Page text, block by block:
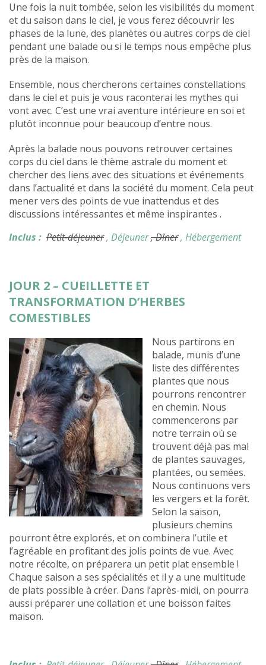
Une fois la nuit tombée, selon les visibilités du moment
et du saison dans le ciel, je vous ferez découvrir les
phases de la lune, des planètes ou autres corps de ciel
pendant une balade ou si le temps nous empêche plus
près de la maison.
Ensemble, nous chercherons certaines constellations
dans le ciel et puis je vous raconterai les mythes qui
vont avec. C’est une vrai aventure intérieure en soi et
plutôt inconnue pour beaucoup d’entre nous.
Après la balade nous pouvons retrouver certaines
corps du ciel dans le thème astrale du moment et
chercher des liens avec des situations et événements
dans l’actualité et dans la société du moment. Cela peut
mener vers des points de vue inattendus et des
discussions intéressantes et même inspirantes .
Inclus : Petit-déjeuner, Déjeuner, Dîner, Hébergement
JOUR 2 – CUEILLETTE ET
TRANSFORMATION D’HERBES
COMESTIBLES
Nous partirons en
balade, munis d’une
liste des différentes
plantes que nous
pourrons rencontrer
en chemin. Nous
commencerons par
notre terrain où se
trouvent déjà pas mal
de plantes sauvages,
plantées, ou semées.
Nous continuons vers
les vergers et la forêt.
Selon la saison,
plusieurs chemins
pourront être explorés, et on combinera l’utile et
l’agréable en profitant des jolis points de vue. Avec
notre récolte, on préparera un petit plat ensemble !
Chaque saison a ses spécialités et il y a une multitude
de plats possible à créer. Dans l’après-midi, on pourra
aussi préparer une collation et une boisson faites
maison.